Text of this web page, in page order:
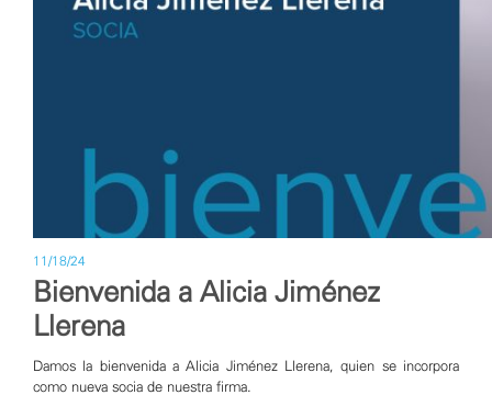
11/18/24
Bienvenida a Alicia Jiménez
Llerena
Damos la bienvenida a Alicia Jiménez Llerena, quien se incorpora
como nueva socia de nuestra firma.